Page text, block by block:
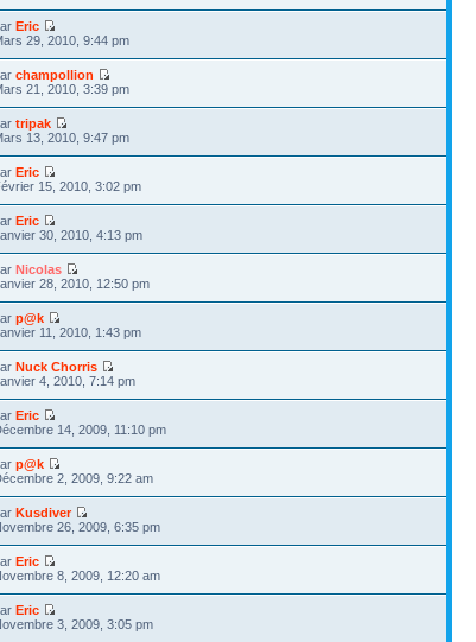
Eric
29, 2010, 9:44 pm
champollion
21, 2010, 3:39 pm
tripak
13, 2010, 9:47 pm
Eric
15, 2010, 3:02 pm
Eric
30, 2010, 4:13 pm
Nicolas
28, 2010, 12:50 pm
p@k
11, 2010, 1:43 pm
Nuck Chorris
4, 2010, 7:14 pm
Eric
14, 2009, 11:10 pm
p@k
2, 2009, 9:22 am
Kusdiver
26, 2009, 6:35 pm
Eric
8, 2009, 12:20 am
Eric
3, 2009, 3:05 pm